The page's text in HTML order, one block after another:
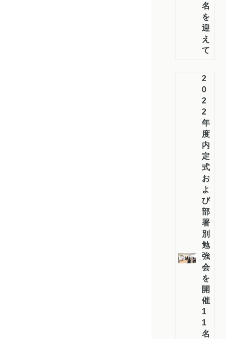
名
を
迎
え
て
2
0
2
2
年
度
内
定
式
お
よ
び
部
署
別
勉
強
会
を
開
催：
1
1
名